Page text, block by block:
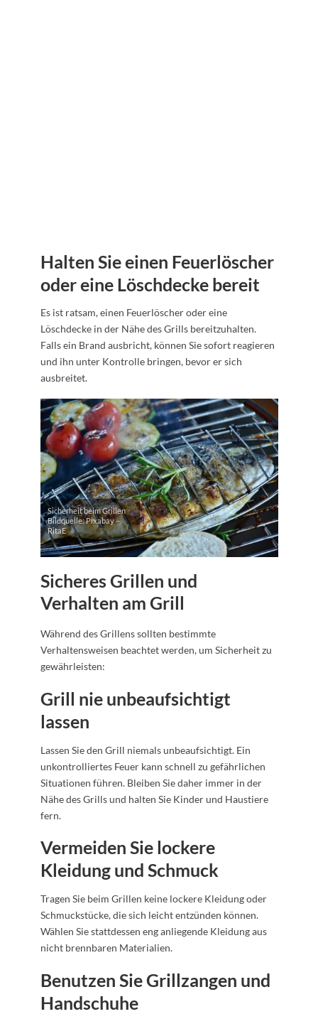
Halten Sie einen Feuerlöscher
oder eine Löschdecke bereit
Es ist ratsam, einen Feuerlöscher oder eine
Löschdecke in der Nähe des Grills bereitzuhalten.
Falls ein Brand ausbricht, können Sie sofort reagieren
und ihn unter Kontrolle bringen, bevor er sich
ausbreitet.
Sicherheit beim Grillen
Bildquelle: Pixabay –
RitaE
Sicheres Grillen und
Verhalten am Grill
Während des Grillens sollten bestimmte
Verhaltensweisen beachtet werden, um Sicherheit zu
gewährleisten:
Grill nie unbeaufsichtigt
lassen
Lassen Sie den Grill niemals unbeaufsichtigt. Ein
unkontrolliertes Feuer kann schnell zu gefährlichen
Situationen führen. Bleiben Sie daher immer in der
Nähe des Grills und halten Sie Kinder und Haustiere
fern.
Vermeiden Sie lockere
Kleidung und Schmuck
Tragen Sie beim Grillen keine lockere Kleidung oder
Schmuckstücke, die sich leicht entzünden können.
Wählen Sie stattdessen eng anliegende Kleidung aus
nicht brennbaren Materialien.
Benutzen Sie Grillzangen und
Handschuhe